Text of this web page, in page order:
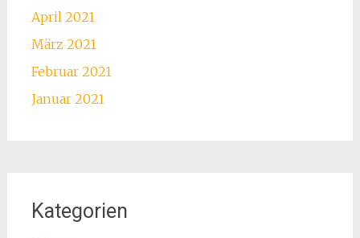
April 2021
März 2021
Februar 2021
Januar 2021
Kategorien